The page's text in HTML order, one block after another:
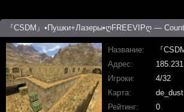
『CSDM』•Пушки+Лазеры•ღFREEVIPღ —
Название
『
Адрес
Игроки
4/32
Карта
de_dust
Рейтинг
0